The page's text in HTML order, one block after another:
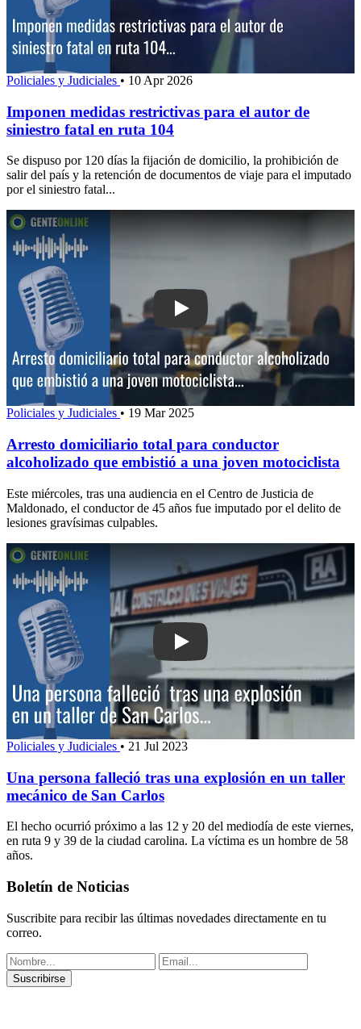
Policiales y Judiciales • 10 Apr 2026
Imponen medidas restrictivas para el autor de
siniestro fatal en ruta 104
Se dispuso por 120 días la fijación de domicilio, la prohibición de
salir del país y la retención de documentos de viaje para el imputado
por el siniestro fatal...
Play: Arresto domiciliario total para
Policiales y Judiciales • 19 Mar 2025
Arresto domiciliario total para conductor
alcoholizado que embistió a una joven motociclista
Este miércoles, tras una audiencia en el Centro de Justicia de
Maldonado, el conductor de 45 años fue imputado por el delito de
lesiones gravísimas culpables.
Policiales y Judiciales • 21 Jul 2023
Una persona falleció tras una explosión en un taller
mecánico de San Carlos
El hecho ocurrió próximo a las 12 y 20 del mediodía de este viernes,
en ruta 9 y 39 de la ciudad carolina. La víctima es un hombre de 58
años.
Boletín de Noticias
Suscribite para recibir las últimas novedades directamente en tu
correo.
Suscribirse